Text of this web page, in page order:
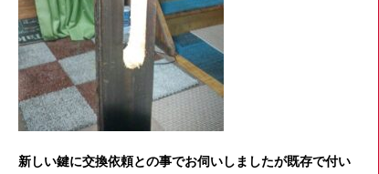
新しい鍵に交換依頼との事でお伺いしましたが既存で付い